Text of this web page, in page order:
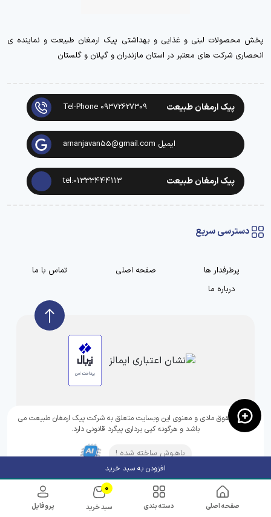
صفحه اصلی دسته بندی
0
سبد خرید پروفایل
پخش محصولات لبنی و غذایی و بهداشتی پیک ارمغان طبیعت و نماینده ی
انحصاری شرکت های معتبر در استان مازندران و گیلان و گلستان
پیک ارمغان طبیعت Tel-Phone 09372627309
ایمیل arnanjavan55@gmail.com
پیک ارمغان طبیعت tel:01333444113
دسترسی سریع
پرطرفدار ها صفحه اصلی
تماس با ما
درباره ما
تمامی حقوق مادی و معنوی این وبسایت متعلق به شرکت پیک ارمغان طبیعت می
باشد و هرگونه کپی برداری پیگرد قانونی دارد.
باهـوش ساخته شده !
افزودن به سبد خرید